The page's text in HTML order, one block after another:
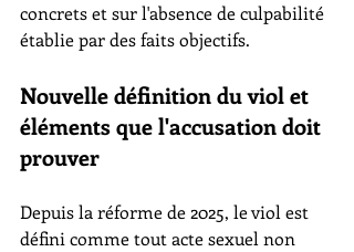
concrets et sur l'absence de culpabilité
établie par des faits objectifs.
Nouvelle définition du viol et
éléments que l'accusation doit
prouver
Depuis la réforme de 2025, le viol est
défini comme tout acte sexuel non